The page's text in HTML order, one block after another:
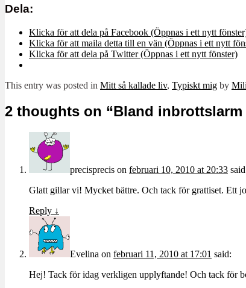
Dela:
Klicka för att dela på Facebook (Öppnas i ett nytt
Klicka för att maila detta till en vän (Öppnas i ett nytt
Klicka för att dela på Twitter (Öppnas i ett nytt fönster)
This entry was posted in Mitt så kallade liv, Typiskt mig by
2 thoughts on “Bland
precisprecis on februari 10, 2010 at 20:33
Glatt gillar vi! Mycket bättre. Och tack för grattiset. Ett
Reply ↓
Evelina on februari 11, 2010 at 17:01 said:
Hej! Tack för idag verkligen upplyftande! Och tack för